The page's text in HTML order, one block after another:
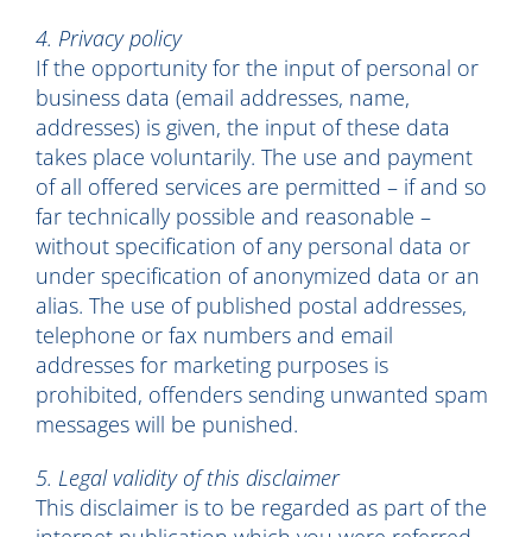
4. Privacy policy
If the opportunity for the input of personal or
business data (email addresses, name,
addresses) is given, the input of these data
takes place voluntarily. The use and payment
of all offered services are permitted – if and so
far technically possible and reasonable –
without specification of any personal data or
under specification of anonymized data or an
alias. The use of published postal addresses,
telephone or fax numbers and email
addresses for marketing purposes is
prohibited, offenders sending unwanted spam
messages will be punished.
5. Legal validity of this disclaimer
This disclaimer is to be regarded as part of the